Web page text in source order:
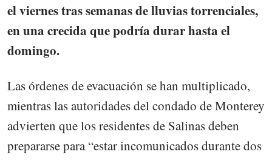
el viernes tras semanas de lluvias torrenciales,
en una crecida que podría durar hasta el
domingo.
Las órdenes de evacuación se han multiplicado,
mientras las autoridades del condado de Monterey
advierten que los residentes de Salinas deben
prepararse para “estar incomunicados durante dos